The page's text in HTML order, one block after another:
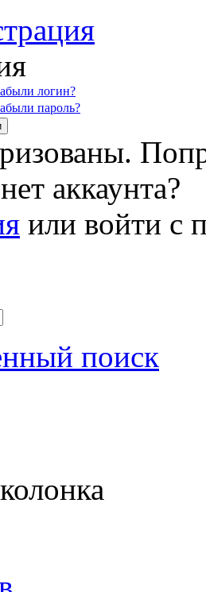
логин?
пароль?
аккаунта?
или войти с
поиск